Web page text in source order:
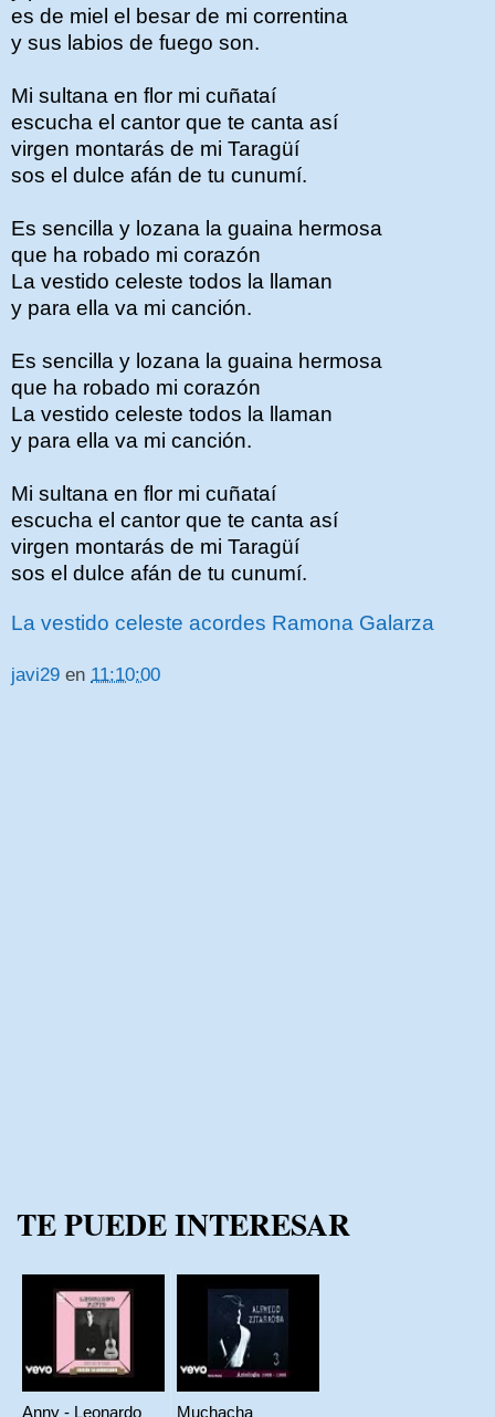
es de miel el besar de mi correntina
y sus labios de fuego son.
Mi sultana en flor mi cuñataí
escucha el cantor que te canta así
virgen montarás de mi Taragüí
sos el dulce afán de tu cunumí.
Es sencilla y lozana la guaina hermosa
que ha robado mi corazón
La vestido celeste todos la llaman
y para ella va mi canción.
Es sencilla y lozana la guaina hermosa
que ha robado mi corazón
La vestido celeste todos la llaman
y para ella va mi canción.
Mi sultana en flor mi cuñataí
escucha el cantor que te canta así
virgen montarás de mi Taragüí
sos el dulce afán de tu cunumí.
La vestido celeste acordes Ramona Galarza
javi29 en 11:10:00
TE PUEDE INTERESAR
Anny - Leonardo Muchacha